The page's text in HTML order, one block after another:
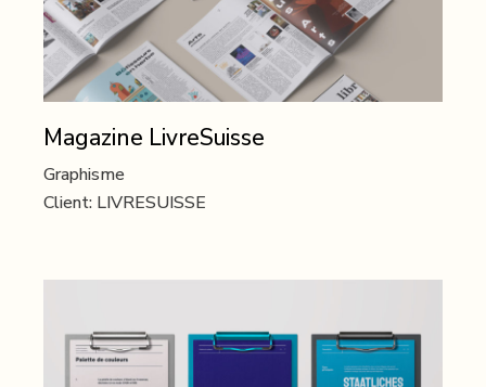
Magazine LivreSuisse
Graphisme
Client: LIVRESUISSE